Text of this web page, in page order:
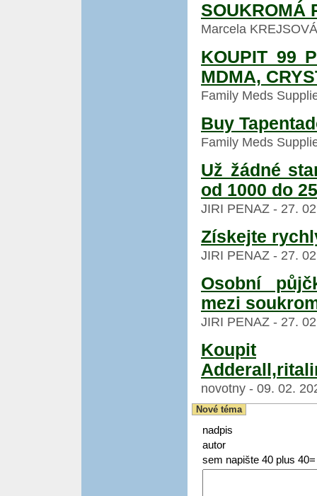
SOUKROMÁ
Marcela
KOUPIT 99
MDMA,
Family Meds
Buy
Family Meds
Už žádné
od 1000 do
JIRI PENAZ - 27.
Získejte
JIRI PENAZ - 27.
Osobní
mezi
JIRI PENAZ - 27.
Koupit
novotny - 09. 02.
Nové téma
nadpis
autor
sem napište 40 plus 40=